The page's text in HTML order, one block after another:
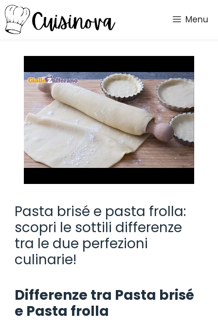
Vai
al
contenuto
Menu
Pasta brisé e pasta frolla:
scopri le sottili differenze
tra le due perfezioni
culinarie!
Differenze tra Pasta brisé
e Pasta frolla